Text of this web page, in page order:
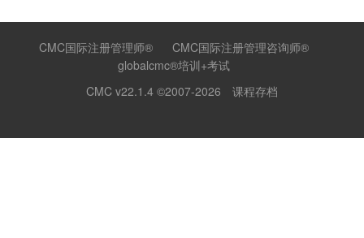
CMC国际注册管理师®
CMC国际注册管理咨询师®
globalcmc®培训+考试
CMC v22.1.4 ©2007-2026 课程存档